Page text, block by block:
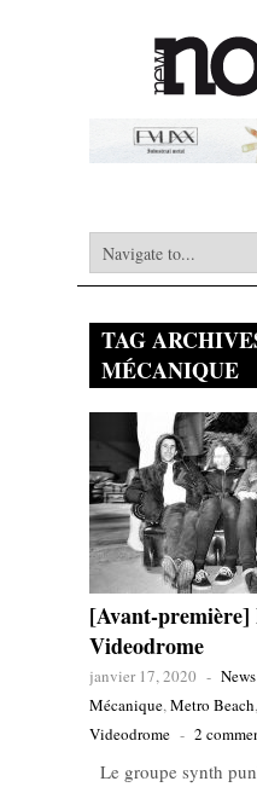
TAG
MÉCANIQUE
[Avant-première]
Videodrome
janvier 17, 2020 - News
Mécanique,Metro Beach,
Videodrome - 2
Le groupe synth